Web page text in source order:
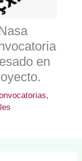
en
,